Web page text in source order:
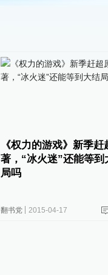
《权力的游戏》新季赶
著，“冰火迷”还能等到
局吗
翻书党 2015-04-17